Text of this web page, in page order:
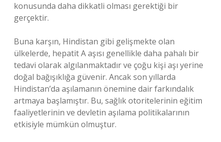
konusunda daha dikkatli olması gerektiği bir
gerçektir.
Buna karşın, Hindistan gibi gelişmekte olan
ülkelerde, hepatit A aşısı genellikle daha pahalı bir
tedavi olarak algılanmaktadır ve çoğu kişi aşı yerine
doğal bağışıklığa güvenir. Ancak son yıllarda
Hindistan’da aşılamanın önemine dair farkındalık
artmaya başlamıştır. Bu, sağlık otoritelerinin eğitim
faaliyetlerinin ve devletin aşılama politikalarının
etkisiyle mümkün olmuştur.